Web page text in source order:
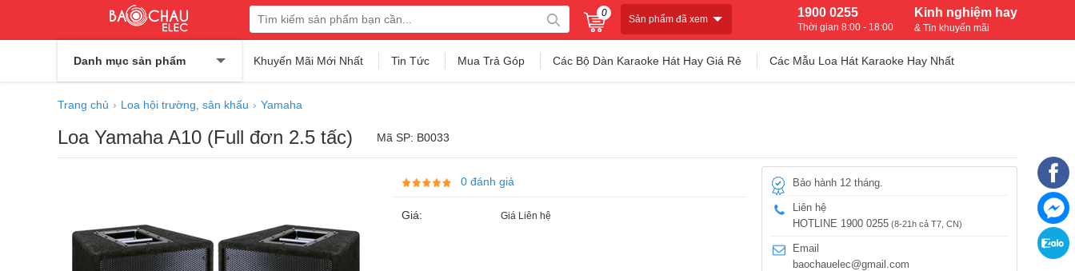
0
Sản phẩm đã xem Kinh nghiệm hay
& Tin khuyến mãi
1900 0255
Thời gian 8:00 - 18:00
Danh mục sản phẩm Khuyến Mãi Mới Nhất Tin Tức Mua Trả Góp Các Bộ Dàn Karaoke Hát Hay Giá Rẻ Các Mẫu Loa Hát Karaoke Hay Nhất
Trang chủ Loa hội trường, sân khấu Yamaha
Loa Yamaha A10 (Full đơn 2.5 tấc) Mã SP: B0033
0 đánh giá
Giá: Giá Liên hệ
Bảo hành 12 tháng.
Liên hệ
HOTLINE 1900 0255 (8-21h cả T7, CN)
Email
baochauelec@gmail.com